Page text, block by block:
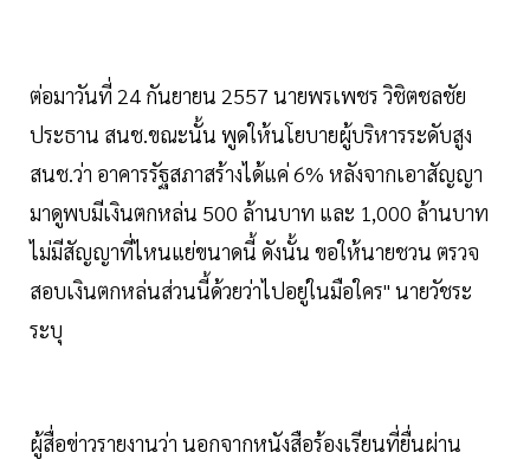
ต่อมาวันที่ 24 กันยายน 2557 นายพรเพชร วิชิตชลชัย
ประธาน สนช.ขณะนั้น พูดให้นโยบายผู้บริหารระดับสูง
สนช.ว่า อาคารรัฐสภาสร้างได้แค่ 6% หลังจากเอาสัญญา
มาดูพบมีเงินตกหล่น 500 ล้านบาท และ 1,000 ล้านบาท
ไม่มีสัญญาที่ไหนแย่ขนาดนี้ ดังนั้น ขอให้นายชวน ตรวจ
สอบเงินตกหล่นส่วนนี้ด้วยว่าไปอยู่ในมือใคร" นายวัชระ
ระบุ
ผู้สื่อข่าวรายงานว่า นอกจากหนังสือร้องเรียนที่ยื่นผ่าน